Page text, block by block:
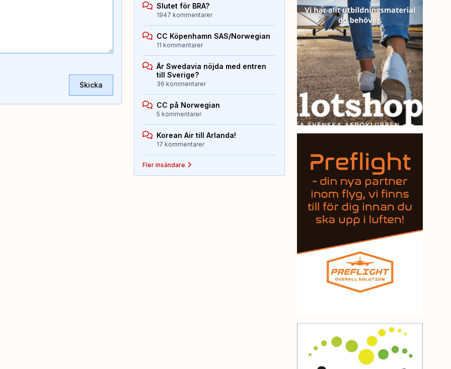
Skicka
Slutet för BRA?
1947 kommentarer
CC Köpenhamn SAS/Norwegian
11 kommentarer
Är Swedavia nöjda med entren
till Sverige?
36 kommentarer
CC på Norwegian
5 kommentarer
Korean Air till Arlanda!
17 kommentarer
Fler insändare